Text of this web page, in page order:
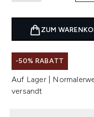
ZUM
-50% RABATT
Auf Lager |
versandt